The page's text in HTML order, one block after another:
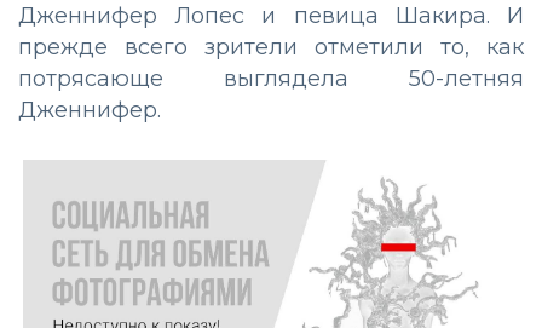
Дженнифер Лопес и певица Шакира. И
прежде всего зрители отметили то, как
потрясающе выглядела 50-летняя
Дженнифер.